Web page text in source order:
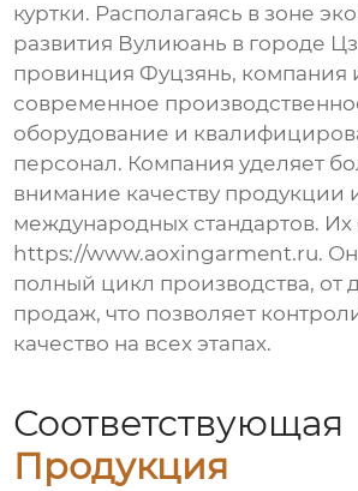
куртки. Располагаясь в зоне
развития Вулиюань в городе
провинция Фуцзянь, компания
современное
оборудование и
персонал. Компания уделяет
внимание качеству
международных стандартов. Их
https://www.aoxingarment.ru.
полный цикл производства, от
продаж, что позволяет
качество на всех этапах.
Соответствующая
Продукция